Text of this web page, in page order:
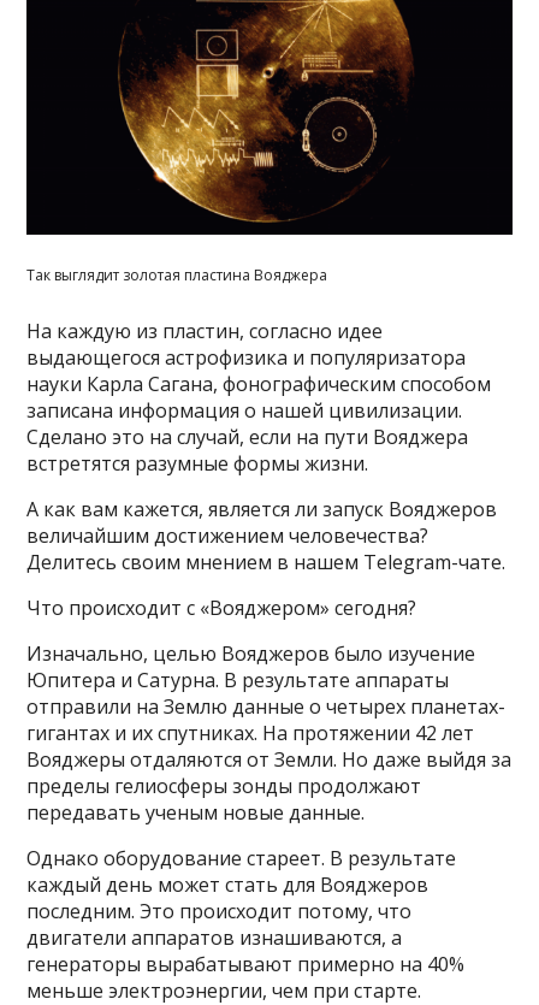
Так выглядит золотая пластина Вояджера
На каждую из пластин, согласно идее
выдающегося астрофизика и популяризатора
науки Карла Сагана, фонографическим способом
записана информация о нашей цивилизации.
Сделано это на случай, если на пути Вояджера
встретятся разумные формы жизни.
А как вам кажется, является ли запуск Вояджеров
величайшим достижением человечества?
Делитесь своим мнением в нашем Telegram-чате.
Что происходит с «Вояджером» сегодня?
Изначально, целью Вояджеров было изучение
Юпитера и Сатурна. В результате аппараты
отправили на Землю данные о четырех планетах-
гигантах и их спутниках. На протяжении 42 лет
Вояджеры отдаляются от Земли. Но даже выйдя за
пределы гелиосферы зонды продолжают
передавать ученым новые данные.
Однако оборудование стареет. В результате
каждый день может стать для Вояджеров
последним. Это происходит потому, что
двигатели аппаратов изнашиваются, а
генераторы вырабатывают примерно на 40%
меньше электроэнергии, чем при старте.